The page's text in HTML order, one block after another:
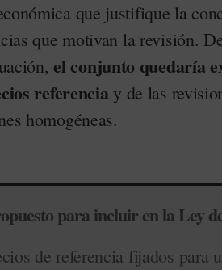
que justifique la
que motivan la revisión.
el conjunto quedaría
referencia y de las
homogéneas.
para incluir en la Ley
de referencia fijados para